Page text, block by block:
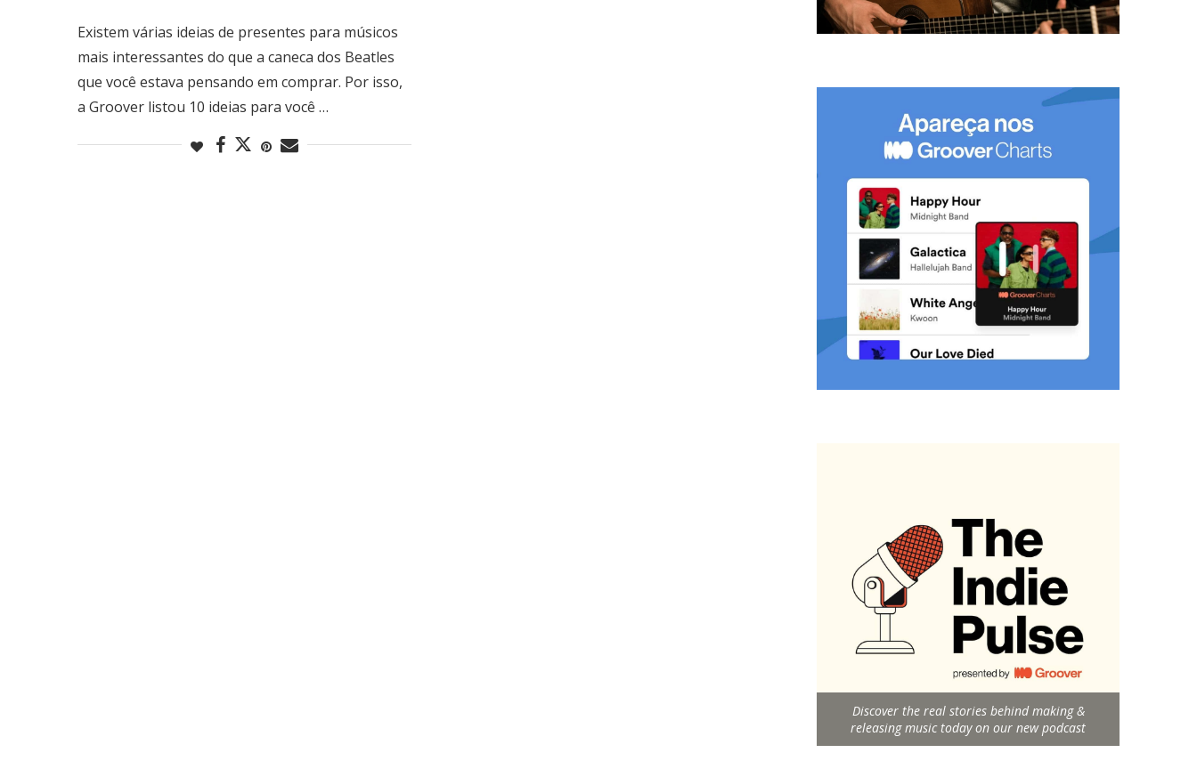
Existem várias ideias de presentes para músicos
mais interessantes do que a caneca dos Beatles
que você estava pensando em comprar. Por isso,
a Groover listou 10 ideias para você …
Discover the real stories behind making &
releasing music today on our new podcast